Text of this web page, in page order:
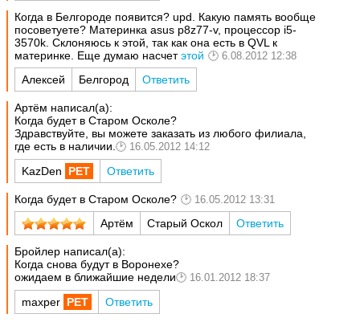
Когда в Белгороде появится? upd. Какую память вообще
посоветуете? Материнка asus p8z77-v, процессор i5-
3570k. Склоняюсь к этой, так как она есть в QVL к
материнке. Еще думаю насчетэтой 6.08.2012 12:38
Алексей Белгород Ответить
Артём написал(а):
Когда будет в Старом Осколе?
Здравствуйте, вы можете заказать из любого филиала,
где есть в наличии.
16.05.2012 14:12
KazDen Ответить
Когда будет в Старом Осколе? 16.05.2012 13:31
Артём Старый Оскол Ответить
Бройлер написал(а):
Когда снова будут в Воронехе?
ожидаем в ближайшие недели
16.01.2012 18:37
maxper Ответить